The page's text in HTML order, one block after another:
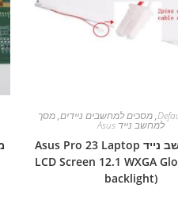
,מסכים למחשבים ניידים,מסך
למחשב נייד Asus
מסך למחשב נייד Asus Pro 23 Laptop
LCD Screen 12.1 WXGA
backlight)